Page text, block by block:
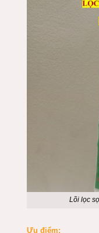
Lõi lọc
Ưu điểm: